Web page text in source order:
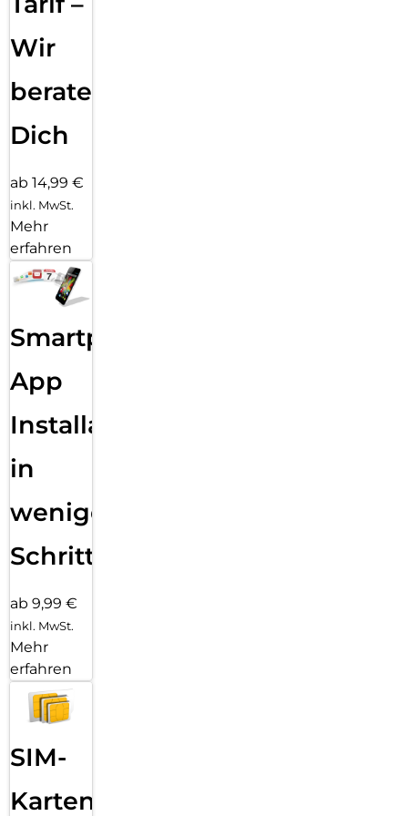
Wir
beraten
Dich
ab 14,99 €
inkl. MwSt.
Mehr
erfahren
Smartphone
App
Installation
in
wenigen
Schritten
ab 9,99 €
inkl. MwSt.
Mehr
erfahren
SIM-
Karten